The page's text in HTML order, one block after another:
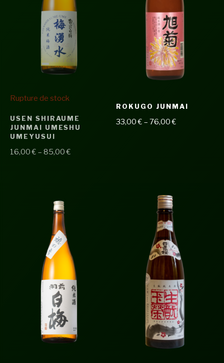
Rupture de stock
USEN SHIRAUME
JUNMAI UMESHU
UMEYUSUI
16,00€ – 85,00€
ROKUGO JUNMAI
33,00€ –76,00€